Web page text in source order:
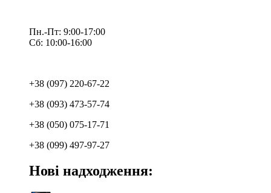
Пн.-Пт: 9:00-17:00
Сб: 10:00-16:00
+38 (097) 220-67-22
+38 (093) 473-57-74
+38 (050) 075-17-71
+38 (099) 497-97-27
Нові надходження: